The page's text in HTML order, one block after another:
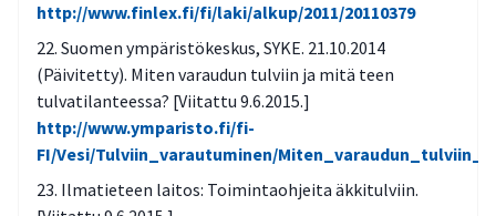
http://www.finlex.fi/fi/laki/alkup/2011/20110379
Suomen ympäristökeskus, SYKE. 21.10.2014
(Päivitetty). Miten varaudun tulviin ja mitä teen
tulvatilanteessa? [Viitattu 9.6.2015.]
http://www.ymparisto.fi/fi-
FI/Vesi/Tulviin_varautuminen/
Ilmatieteen laitos: Toimintaohjeita äkkitulviin.